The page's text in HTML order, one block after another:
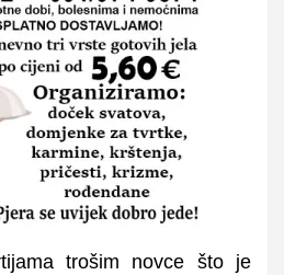
trošim novce što je